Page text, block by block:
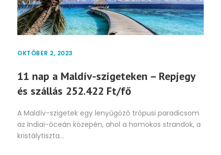
OKTÓBER 2, 2023
11 nap a Maldív-szigeteken – Repjegy
és szállás 252.422 Ft/fő
A Maldív-szigetek egy lenyűgöző trópusi paradicsom
az Indiai-óceán közepén, ahol a homokos strandok, a
kristálytiszta...